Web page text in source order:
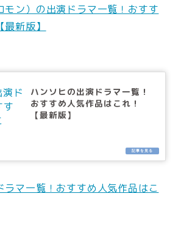
モン）の出演ドラマ一覧！おすす
新版】
ハンソヒの出演ドラマ一覧！
おすすめ人気作品はこれ！
【最新版】
ラマ一覧！おすすめ人気作品はこ